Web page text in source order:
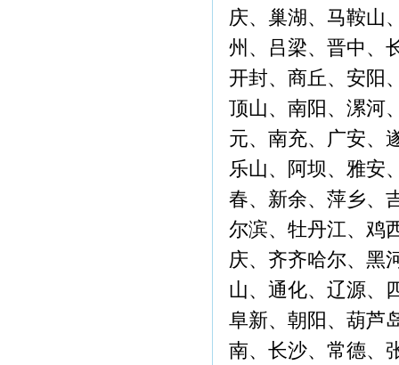
庆、巢湖、马鞍山
州、吕梁、晋中、
开封、商丘、安阳
顶山、南阳、漯河
元、南充、广安、
乐山、阿坝、雅安
春、新余、萍乡、
尔滨、牡丹江、鸡
庆、齐齐哈尔、黑
山、通化、辽源、
阜新、朝阳、葫芦
南、长沙、常德、